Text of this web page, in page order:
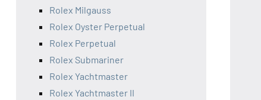
Rolex Milgauss
Rolex Oyster Perpetual
Rolex Perpetual
Rolex Submariner
Rolex Yachtmaster
Rolex Yachtmaster II